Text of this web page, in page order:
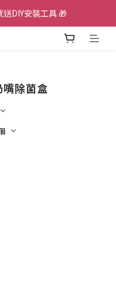
限時買一送一⚡️
送DIY安裝工具 🎁
嘴除菌盒